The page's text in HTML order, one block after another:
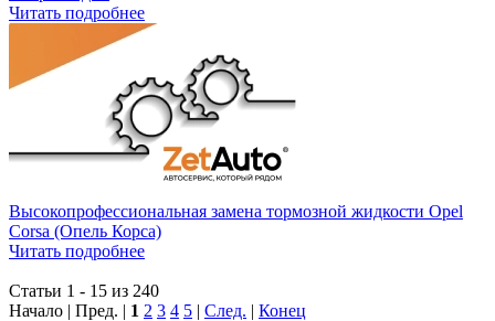
Читать подробнее
Высокопрофессиональная замена тормозной жидкости Opel
Corsa (Опель Корса)
Читать подробнее
Статьи 1 - 15 из 240
Начало | Пред. | 1 2 3 4 5 | След. | Конец